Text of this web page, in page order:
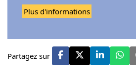
Plus d'informations
Partagez sur